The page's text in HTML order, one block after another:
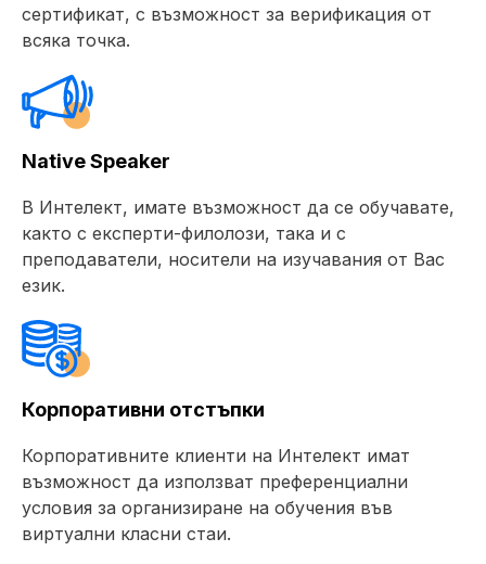
сертификат, с възможност за верификация от
всяка точка.
Native Speaker
В Интелект, имате възможност да се обучавате,
както с експерти-филолози, така и с
преподаватели, носители на изучавания от Вас
език.
Корпоративни отстъпки
Корпоративните клиенти на Интелект имат
възможност да използват преференциални
условия за организиране на обучения във
виртуални класни стаи.